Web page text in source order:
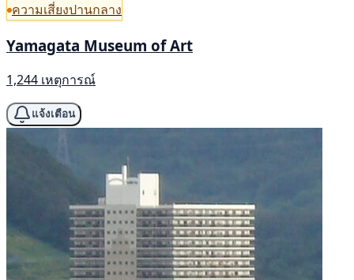
ความเสี่ยงปานกลาง
Yamagata Museum of Art
1,244 เหตุการณ์
แจ้งเตือน